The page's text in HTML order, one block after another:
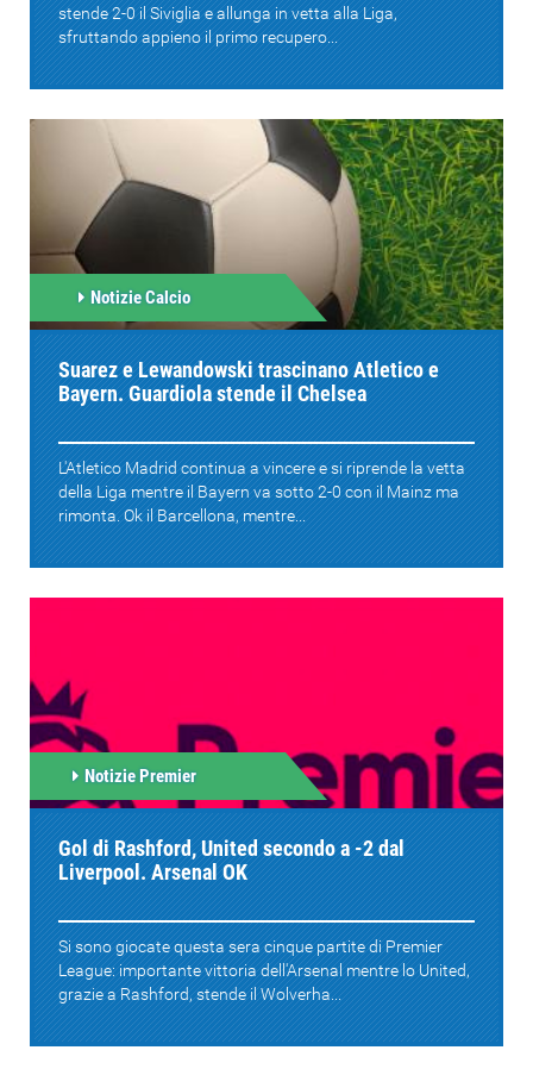
stende 2-0 il Siviglia e allunga in vetta alla Liga,
sfruttando appieno il primo recupero...
Notizie Calcio
Suarez e Lewandowski trascinano Atletico e
Bayern. Guardiola stende il Chelsea
L'Atletico Madrid continua a vincere e si riprende la vetta
della Liga mentre il Bayern va sotto 2-0 con il Mainz ma
rimonta. Ok il Barcellona, mentre...
Notizie Premier
Gol di Rashford, United secondo a -2 dal
Liverpool. Arsenal OK
Si sono giocate questa sera cinque partite di Premier
League: importante vittoria dell'Arsenal mentre lo United,
grazie a Rashford, stende il Wolverha...